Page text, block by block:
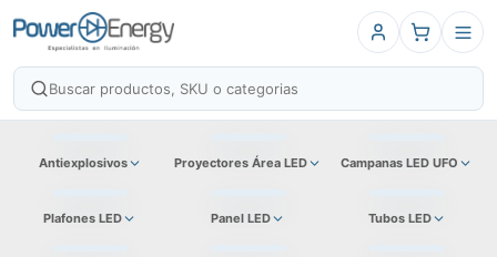
Antiexplosivos Proyectores Área LED Campanas LED UFO
Plafones LED Panel LED Tubos LED